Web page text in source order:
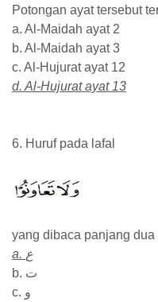
Potongan ayat tersebut
a. Al-Maidah ayat 2
b. Al-Maidah ayat 3
c. Al-Hujurat ayat 12
d. Al-Hujurat ayat 13
6. Huruf pada lafal
yang dibaca panjang dua
a. ع
b. ت
c. و